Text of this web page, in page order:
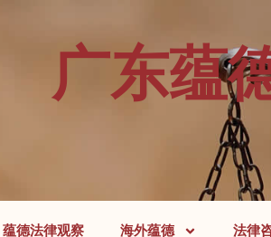
广东蕴
蕴德法律观察 海外蕴德 法律